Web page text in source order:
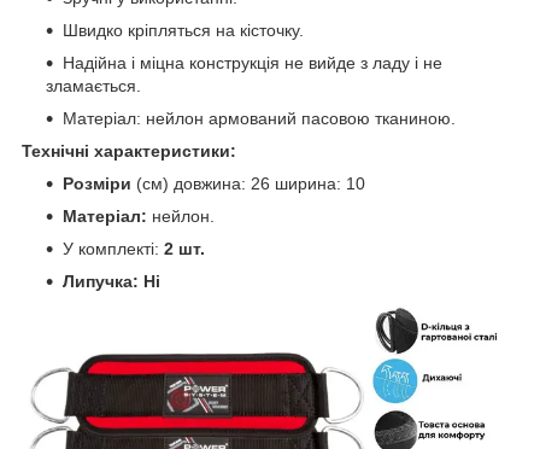
Швидко кріпляться на кісточку.
Надійна і міцна конструкція не вийде з ладу і не
зламається.
Матеріал: нейлон армований пасовою тканиною.
Технічні характеристики:
Розміри (см) довжина: 26 ширина: 10
Матеріал: нейлон.
У комплекті: 2 шт.
Липучка: Ні